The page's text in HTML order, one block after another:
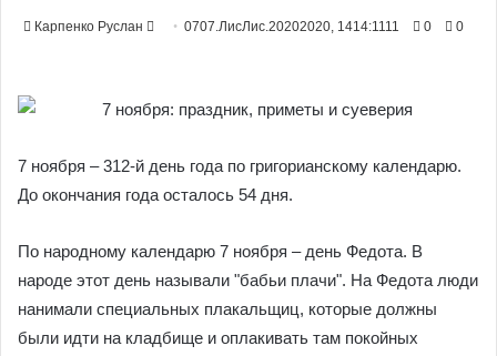
Карпенко Руслан
Send0707.ЛисЛис.20202020, 1414:1111 0 0
7 ноября – 312-й день года по григорианскому календарю.
До окончания года осталось 54 дня.
По народному календарю 7 ноября – день Федота. В
народе этот день называли "бабьи плачи". На Федота люди
нанимали специальных плакальщиц, которые должны
были идти на кладбище и оплакивать там покойных